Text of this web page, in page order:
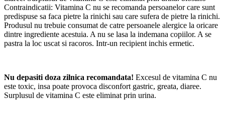
Contraindicatii: Vitamina C nu se recomanda persoanelor care sunt
predispuse sa faca pietre la rinichi sau care sufera de pietre la rinichi.
Produsul nu trebuie consumat de catre persoanele alergice la oricare
dintre ingrediente acestuia. A nu se lasa la indemana copiilor. A se
pastra la loc uscat si racoros. Intr-un recipient inchis ermetic.
Nu depasiti doza zilnica recomandata! Excesul de vitamina C nu
este toxic, insa poate provoca disconfort gastric, greata, diaree.
Surplusul de vitamina C este eliminat prin urina.